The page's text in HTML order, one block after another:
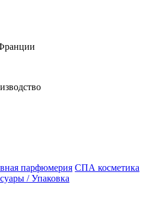
парфюмерия СПА косметика
/ Упаковка